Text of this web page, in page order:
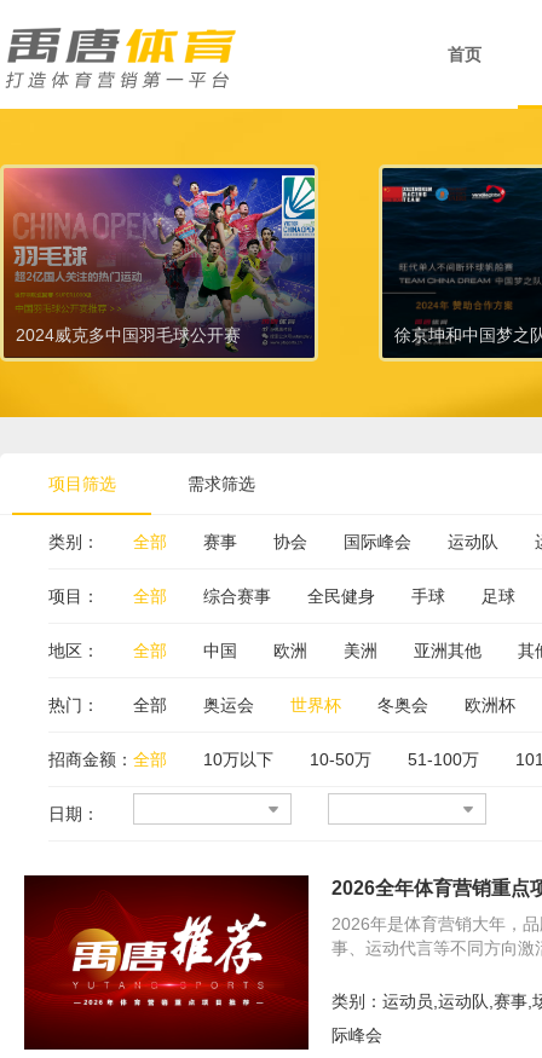
首页
2024威克多中国羽毛球公开赛 徐京坤和中国梦之
项目筛选 需求筛选
类别： 全部 赛事 协会 国际峰会 运动队
项目： 全部 综合赛事 全民健身 手球 足球
地区： 全部 中国 欧洲 美洲 亚洲其他 其
热门： 全部 奥运会 世界杯 冬奥会 欧洲杯
招商金额： 全部 10万以下 10-50万 51-100万
日期：
2026全年体育营销重点
2026年是体育营销大年，
事、运动代言等不同方向激
类别： 运动员,运动队,赛事,
际峰会